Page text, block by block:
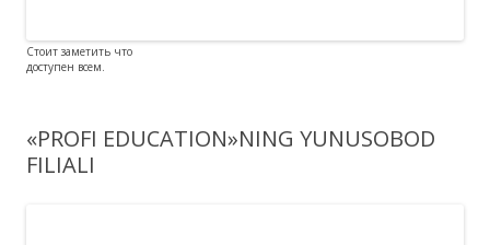
Стоит заметить что
доступен всем.
«PROFI EDUCATION»NING YUNUSOBOD
FILIALI